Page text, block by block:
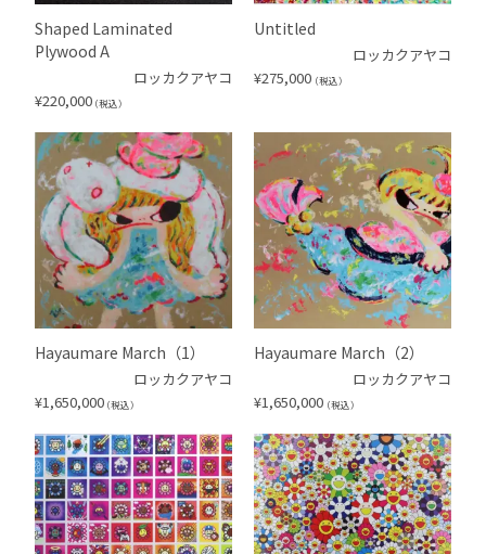
Shaped Laminated
Plywood A
ロッカクアヤコ
¥220,000 （税込）
Untitled
ロッカクアヤコ
¥275,000 （税込）
Hayaumare March（1）
ロッカクアヤコ
¥1,650,000 （税込）
Hayaumare March（2）
ロッカクアヤコ
¥1,650,000 （税込）